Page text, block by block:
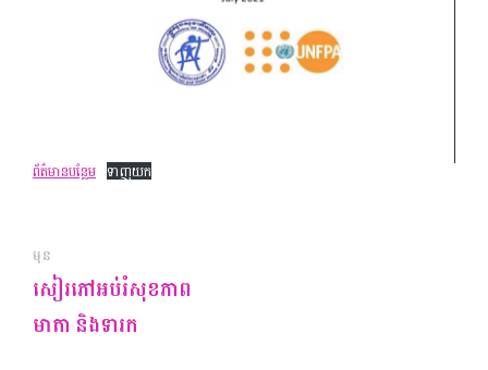
ព័ត៌មាន​បន្ថែម ទាញយក
មុន
សៀរភៅអប់រំសុខភាព
មាតា និងទារក